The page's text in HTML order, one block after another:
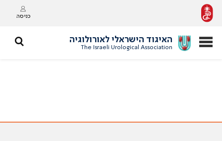
כניסה
האיגוד הישראלי לאורולוגיה
The Israeli Urological Association